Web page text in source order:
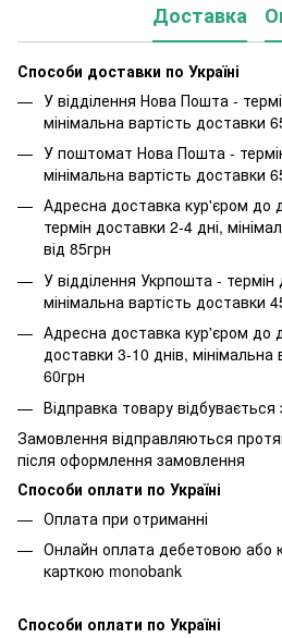
Доставка
Способи доставки по Україні
У відділення Нова Пошта -
мінімальна вартість доставки
У поштомат Нова Пошта -
мінімальна вартість доставки
Адресна доставка кур'єром до
термін доставки 2-4 дні,
від 85грн
У відділення Укрпошта -
мінімальна вартість доставки
Адресна доставка кур'єром до
доставки 3-10 днів, мінімальна
60грн
Відправка товару
Замовлення відправляються
після оформлення замовлення
Способи оплати по Україні
Оплата при отриманні
Онлайн оплата дебетовою або
карткою monobank
Способи оплати по Україні